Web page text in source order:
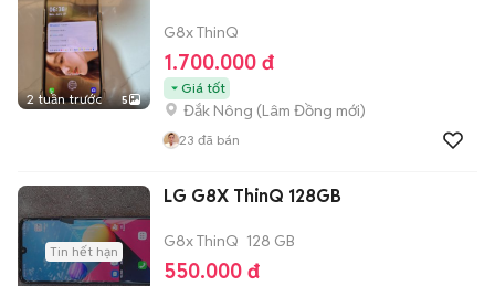
2 tuần trước 5
G8x ThinQ
1.700.000 đ
Giá tốt
Đắk Nông (Lâm Đồng mới)
23 đã bán
Tin hết hạn
LG G8X ThinQ 128GB
G8x ThinQ 128 GB
550.000 đ